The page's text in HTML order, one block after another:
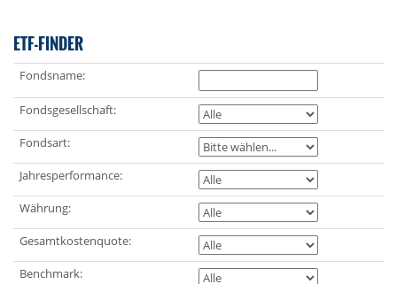
ETF-FINDER
Fondsname:
Fondsgesellschaft:
Fondsart:
Jahresperformance:
Währung:
Gesamtkostenquote:
Benchmark: